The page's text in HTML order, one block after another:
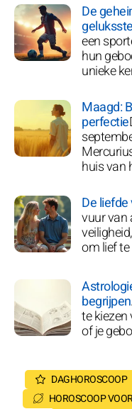
De
een
hun
unieke
Maagd:
perfectie
huis van
De
vuur van
om lief te
begrijpen
te
of je
DAGHOROSCOOP
HOROSCOOP